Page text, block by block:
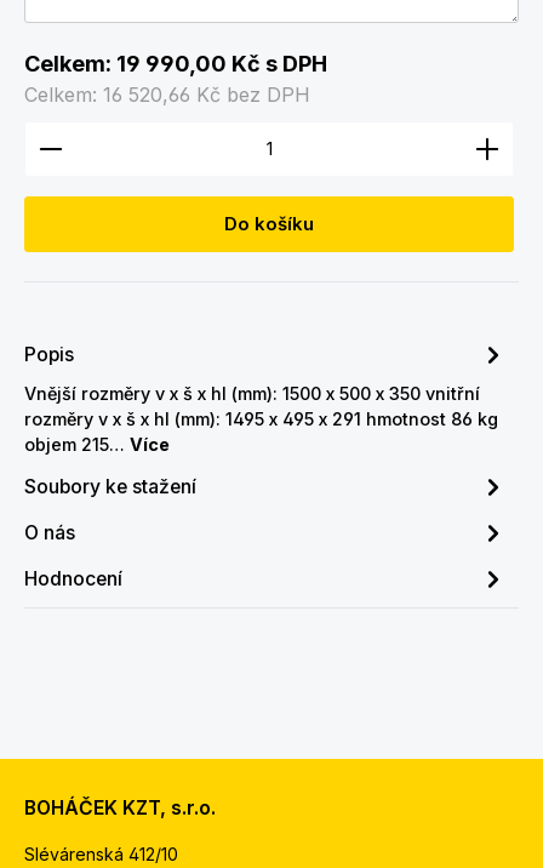
Celkem: 19 990,00 Kč s DPH
Celkem: 16 520,66 Kč bez DPH
Množství produktu: Zadejte požadované
Do košíku
Popis
Vnější rozměry v x š x hl (mm): 1500 x 500 x 350 vnitřní
rozměry v x š x hl (mm): 1495 x 495 x 291 hmotnost 86 kg
objem 215… Více
Soubory ke stažení
O nás
Hodnocení
BOHÁČEK KZT, s.r.o.
Slévárenská 412/10